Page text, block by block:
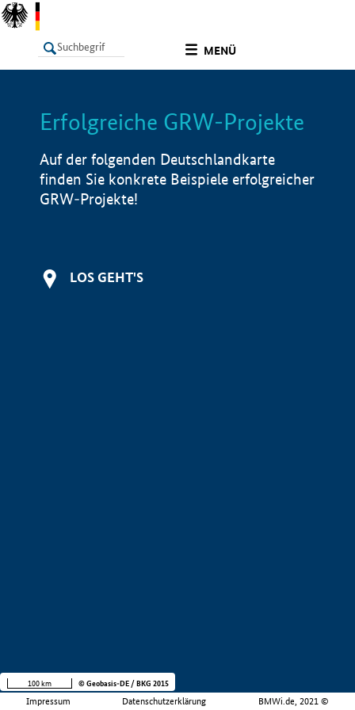
MENÜ
LISTE Info
Erfolgreiche GRW-Projekte
Auf der folgenden Deutschlandkarte
finden Sie konkrete Beispiele erfolgreicher
GRW-Projekte!
LOS GEHT'S
Impressum Datenschutzerklärung BMWi.de, 2021 ©
100 km © Geobasis-DE / BKG 2015